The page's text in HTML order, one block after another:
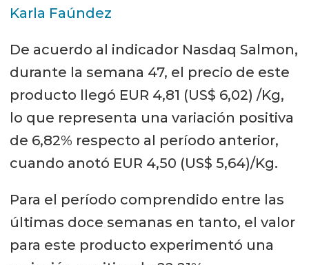
Karla Faúndez
De acuerdo al indicador Nasdaq Salmon,
durante la semana 47, el precio de este
producto llegó EUR 4,81 (US$ 6,02) /Kg,
lo que representa una variación positiva
de 6,82% respecto al período anterior,
cuando anotó EUR 4,50 (US$ 5,64)/Kg.
Para el período comprendido entre las
últimas doce semanas en tanto, el valor
para este producto experimentó una